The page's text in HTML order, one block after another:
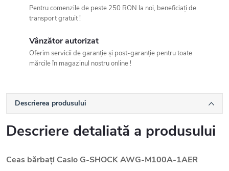
Pentru comenzile de peste 250 RON la noi, beneficiați de
transport gratuit !
Vânzător autorizat
Oferim servicii de garanție și post-garanție pentru toate
mărcile în magazinul nostru online !
Descrierea produsului
Descriere detaliată a produsului
Ceas bărbați Casio G-SHOCK AWG-M100A-1AER